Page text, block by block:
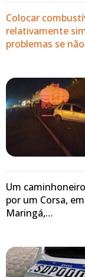
Colocar
relativamente
problemas se
Um
por um Corsa,
Maringá,…